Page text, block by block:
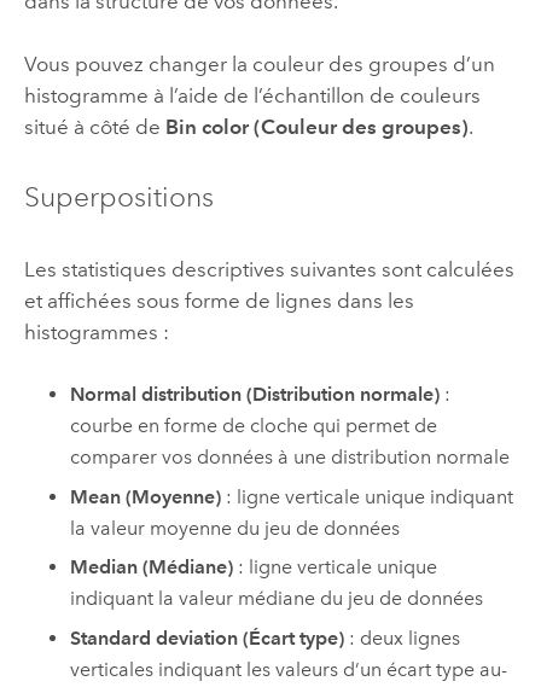
Vous pouvez changer la couleur des groupes d’un
histogramme à l’aide de l’échantillon de couleurs
situé à côté de Bin color (Couleur des groupes).
Superpositions
Les statistiques descriptives suivantes sont calculées
et affichées sous forme de lignes dans les
histogrammes :
Normal distribution (Distribution normale) :
courbe en forme de cloche qui permet de
comparer vos données à une distribution normale
Mean (Moyenne) : ligne verticale unique indiquant
la valeur moyenne du jeu de données
Median (Médiane) : ligne verticale unique
indiquant la valeur médiane du jeu de données
Standard deviation (Écart type) : deux lignes
verticales indiquant les valeurs d’un écart type au-